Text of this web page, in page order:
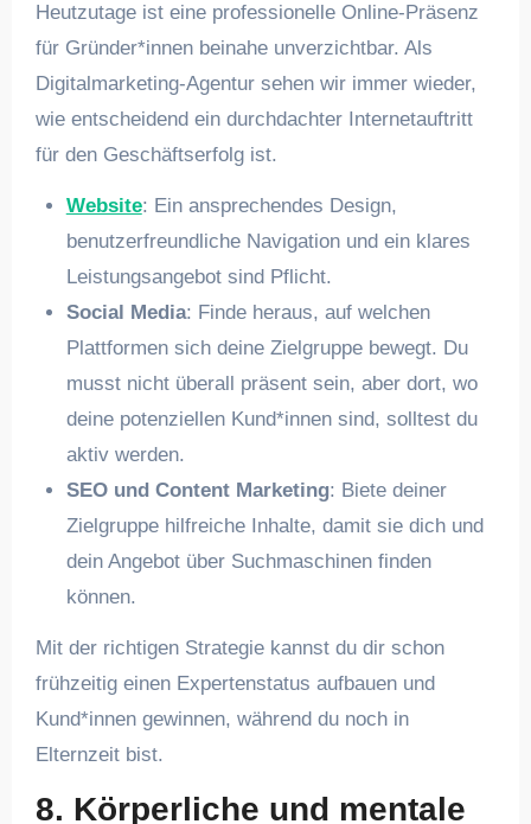
Heutzutage ist eine professionelle Online-Präsenz
für Gründer*innen beinahe unverzichtbar. Als
Digitalmarketing-Agentur sehen wir immer wieder,
wie entscheidend ein durchdachter Internetauftritt
für den Geschäftserfolg ist.
Website: Ein ansprechendes Design,
benutzerfreundliche Navigation und ein klares
Leistungsangebot sind Pflicht.
Social Media: Finde heraus, auf welchen
Plattformen sich deine Zielgruppe bewegt. Du
musst nicht überall präsent sein, aber dort, wo
deine potenziellen Kund*innen sind, solltest du
aktiv werden.
SEO und Content Marketing: Biete deiner
Zielgruppe hilfreiche Inhalte, damit sie dich und
dein Angebot über Suchmaschinen finden
können.
Mit der richtigen Strategie kannst du dir schon
frühzeitig einen Expertenstatus aufbauen und
Kund*innen gewinnen, während du noch in
Elternzeit bist.
8. Körperliche und mentale